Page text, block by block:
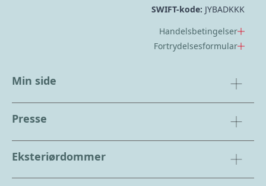
SWIFT-kode: JYBADKKK
Handelsbetingelser
Fortrydelsesformular
Min side
Presse
Eksteriørdommer